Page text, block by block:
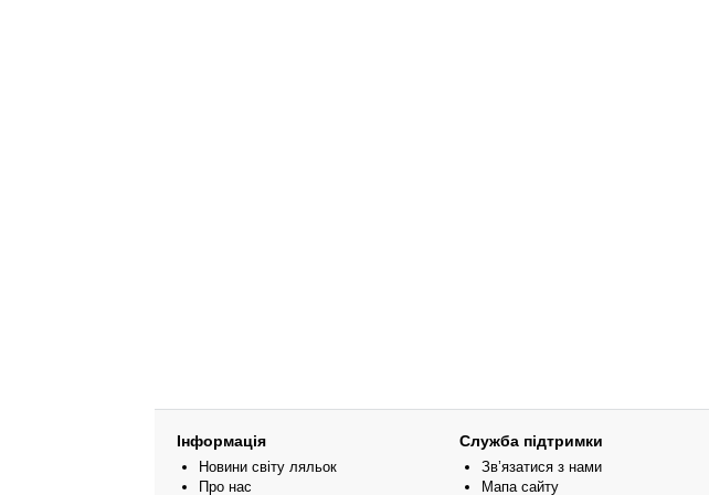
Інформація
Новини світу ляльок
Про нас
Служба підтримки
Зв’язатися з нами
Мапа сайту